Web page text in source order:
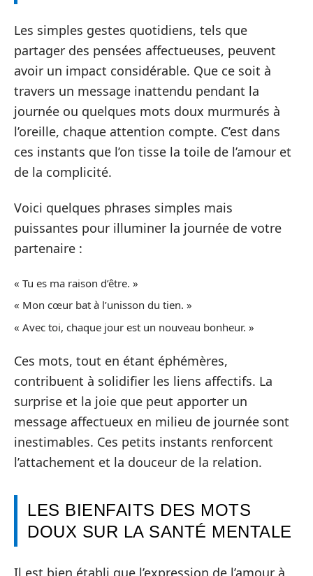
Les simples gestes quotidiens, tels que
partager des pensées affectueuses, peuvent
avoir un impact considérable. Que ce soit à
travers un message inattendu pendant la
journée ou quelques mots doux murmurés à
l’oreille, chaque attention compte. C’est dans
ces instants que l’on tisse la toile de l’amour et
de la complicité.
Voici quelques phrases simples mais
puissantes pour illuminer la journée de votre
partenaire :
« Tu es ma raison d’être. »
« Mon cœur bat à l’unisson du tien. »
« Avec toi, chaque jour est un nouveau bonheur. »
Ces mots, tout en étant éphémères,
contribuent à solidifier les liens affectifs. La
surprise et la joie que peut apporter un
message affectueux en milieu de journée sont
inestimables. Ces petits instants renforcent
l’attachement et la douceur de la relation.
LES BIENFAITS DES MOTS
DOUX SUR LA SANTÉ MENTALE
Il est bien établi que l’expression de l’amour à